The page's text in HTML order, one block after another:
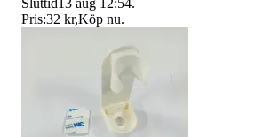
Sluttid13 aug 12:54.
Pris:32 kr,Köp nu.